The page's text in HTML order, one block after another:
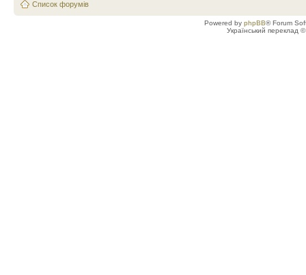
Список форумів
Powered by phpBB® Forum
Український переклад